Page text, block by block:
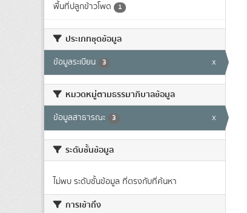
พื้นที่ปลูกข้าวโพด 1
ประเภทชุดข้อมูล
ข้อมูลระเบียน 3 x
หมวดหมู่ตามธรรมาภิบาลข้อมูล
ข้อมูลสาธารณะ 3 x
ระดับชั้นข้อมูล
ไม่พบ ระดับชั้นข้อมูล ที่ตรงกับที่ค้นหา
การเข้าถึง